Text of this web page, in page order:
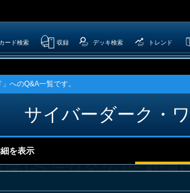
ード検索 収録 デッキ検索 トレンド
へのQ&A一覧です。
サイバーダーク・
を表示